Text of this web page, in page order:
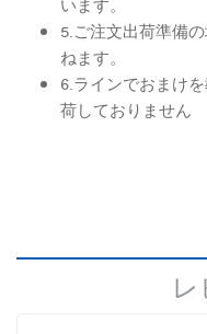
5.ご注文出荷準備
ねます。
6.ラインでおまけ
荷しておりません